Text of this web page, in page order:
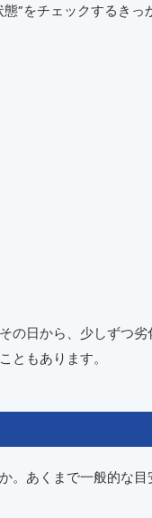
”をチェックするき
の日から、少しずつ劣
もあります。
。あくまで一般的な